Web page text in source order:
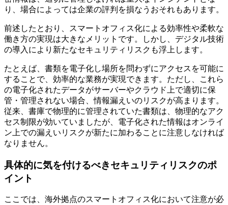
り、場合によっては企業の評判を損なうおそれもあります。
前述したとおり、スマートオフィス化による効率性や柔軟な
働き方の実現は大きなメリットです。しかし、デジタル技術
の導入により新たなセキュリティリスクも浮上します。
たとえば、書類を電子化し場所を問わずにアクセスを可能に
することで、効率的な業務が実現できます。ただし、これら
の電子化されたデータがサーバーやクラウド上で適切に保
管・管理されない場合、情報漏えいのリスクが高まります。
従来、書庫で物理的に管理されていた書類は、物理的なアク
セス制限が効いていましたが、電子化された情報はオンライ
ン上での漏えいリスクが新たに加わることに注意しなければ
なりません。
具体的に気を付けるべきセキュリティリスクのポ
イント
ここでは、海外拠点のスマートオフィス化において注意が必